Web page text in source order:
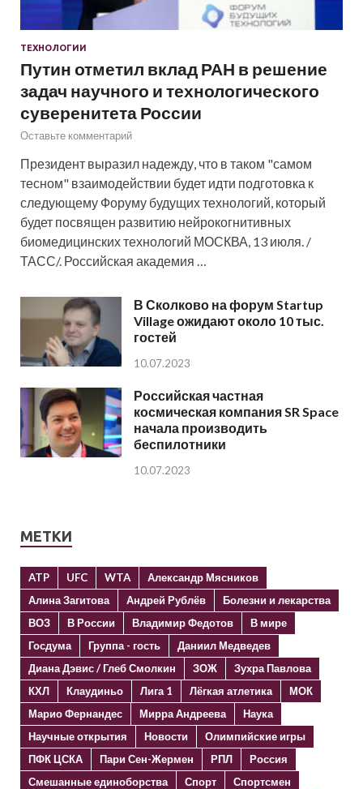
ТЕХНОЛОГИИ
Путин отметил вклад РАН в решение
задач научного и технологического
суверенитета России
Оставьте комментарий
Президент выразил надежду, что в таком "самом
тесном" взаимодействии будет идти подготовка к
следующему Форуму будущих технологий, который
будет посвящен развитию нейрокогнитивных
биомедицинских технологий МОСКВА, 13 июля. /
ТАСС/. Российская академия …
В Сколково на форум Startup
Village ожидают около 10 тыс.
гостей
10.07.2023
Российская частная
космическая компания SR Space
начала производить
беспилотники
10.07.2023
МЕТКИ
ATP UFC WTA
Александр Мясников
Алина Загитова
Андрей Рублёв
Болезни и лекарства
ВОЗ
В России Владимир Федотов
В мире
Госдума
Группа - гость
Даниил Медведев
Диана Дэвис / Глеб Смолкин
ЗОЖ
Зухра Павлова
КХЛ
Клаудиньо Лига 1 Лёгкая атлетика
МОК
Марио Фернандес
Мирра Андреева
Наука
Научные открытия
Новости
Олимпийские игры
ПФК ЦСКА
Пари Сен-Жермен РПЛ
Россия
Смешанные единоборства
Спорт
Спортсмен